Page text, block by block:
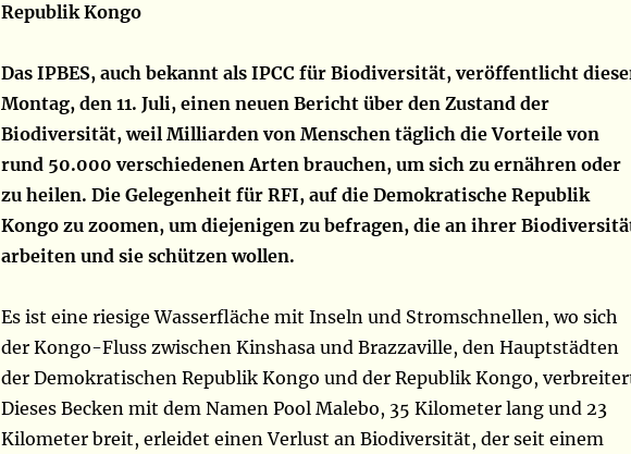
Republik Kongo
Das IPBES, auch bekannt als IPCC für Biodiversität, veröffentlicht
Montag, den 11. Juli, einen neuen Bericht über den Zustand der
Biodiversität, weil Milliarden von Menschen täglich die Vorteile von
rund 50.000 verschiedenen Arten brauchen, um sich zu ernähren oder
zu heilen. Die Gelegenheit für RFI, auf die Demokratische Republik
Kongo zu zoomen, um diejenigen zu befragen, die an ihrer
arbeiten und sie schützen wollen.
Es ist eine riesige Wasserfläche mit Inseln und Stromschnellen, wo sich
der Kongo-Fluss zwischen Kinshasa und Brazzaville, den Hauptstädten
der Demokratischen Republik Kongo und der Republik Kongo,
Dieses Becken mit dem Namen Pool Malebo, 35 Kilometer lang und 23
Kilometer breit, erleidet einen Verlust an Biodiversität, der seit einem